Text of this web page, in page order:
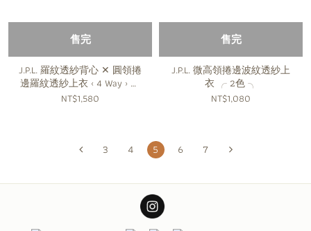
售完
J.P.L. 羅紋透紗背心 ✕ 圓領捲
邊羅紋透紗上衣 ‹ 4 Way › ╭
2色 ╮
NT$1,580
售完
J.P.L. 微高領捲邊波紋透紗上
衣 ╭ 2色 ╮
NT$1,080
3 4 5 6 7